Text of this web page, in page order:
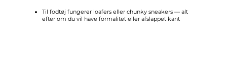
Til fodtøj fungerer loafers eller chunky sneakers — alt
efter om du vil have formalitet eller afslappet kant